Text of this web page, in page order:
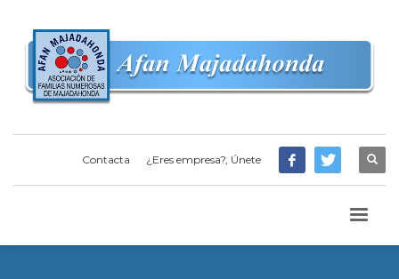
Contacta ¿Eres empresa?, Únete